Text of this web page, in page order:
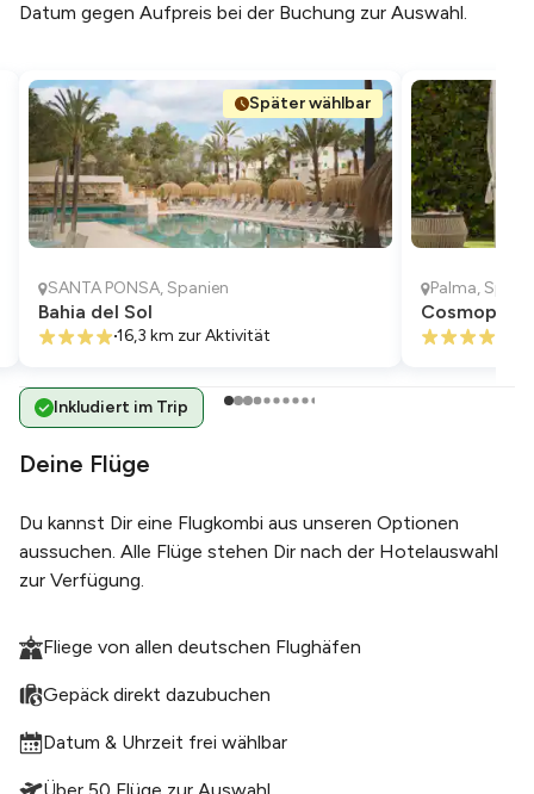
Datum gegen Aufpreis bei der Buchung zur Auswahl.
Später wählbar
SANTA PONSA, Spanien
Bahia del Sol
16,3 km zur Aktivität
Palma,
Inkludiert im Trip
Deine Flüge
Du kannst Dir eine Flugkombi aus unseren Optionen
aussuchen. Alle Flüge stehen Dir nach der Hotelauswahl
zur Verfügung.
Fliege von allen deutschen Flughäfen
Gepäck direkt dazubuchen
Datum & Uhrzeit frei wählbar